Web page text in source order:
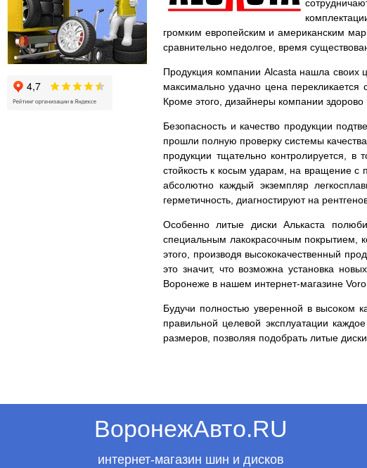
громким европейским и американским
сравнительно недолгое, время
Продукция компании Alcasta нашла своих
максимально удачно цена перекликается
Кроме этого, дизайнеры компании здорово
Безопасность и качество продукции
прошли полную проверку системы
продукции тщательно контролируется, в
стойкость к косым ударам, на вращение с
абсолютно каждый экземпляр
герметичность, диагностируют на
Особенно литые диски Алькаста
специальным лакокрасочным покрытием,
этого, производя высококачественный
это значит, что возможна установка
Воронеже в нашем интернет-магазине
Будучи полностью уверенной в высоком
правильной целевой эксплуатации
размеров, позволяя подобрать литые
ВоронежАвто.RU
интернет-магазин шин и дисков